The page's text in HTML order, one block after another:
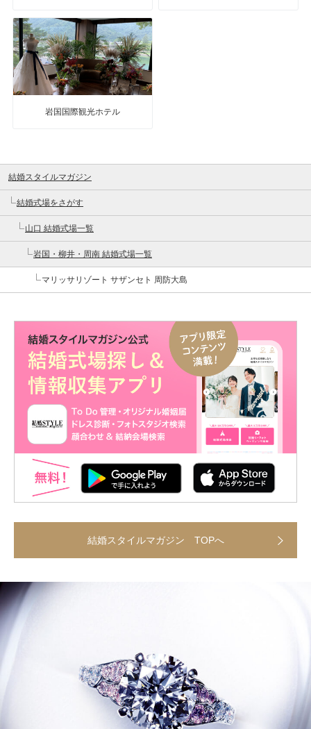
岩国国際観光ホテル
結婚スタイルマガジン
結婚式場をさがす
山口 結婚式場一覧
岩国・柳井・周南 結婚式場一覧
マリッサリゾート サザンセト 周防大島
結婚スタイルマガジン TOPへ